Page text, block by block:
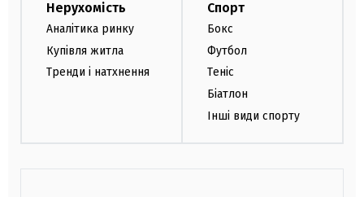
Нерухомість
Аналітика ринку
Купівля житла
Тренди і натхнення
Спорт
Бокс
Футбол
Теніс
Біатлон
Інші види спорту